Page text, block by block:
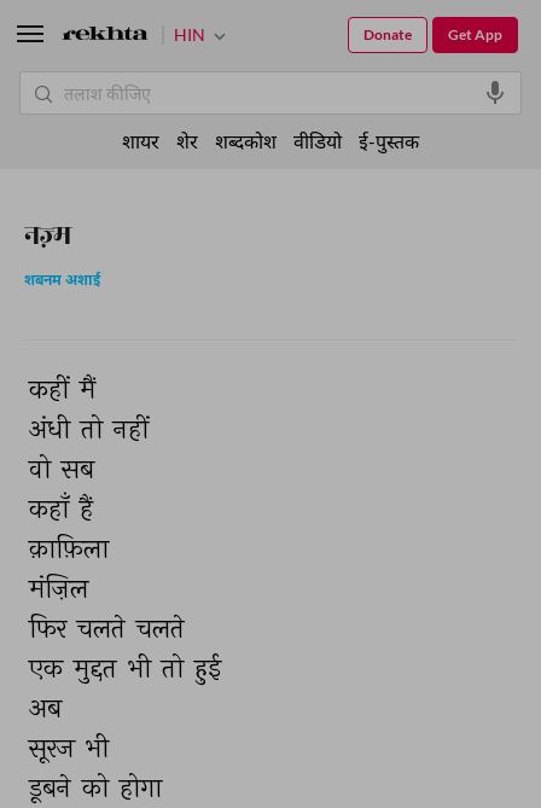
नज़्म
शबनम अशाई
कहीं मैं
अंधी तो नहीं
वो सब
कहाँ हैं
क़ाफ़िला
मंज़िल
फिर चलते चलते
एक मुद्दत भी तो हुई
अब
सूरज भी
डूबने को होगा
HIN Get App
Donate
शायर शेर शब्दकोश वीडियो ई-पुस्तक